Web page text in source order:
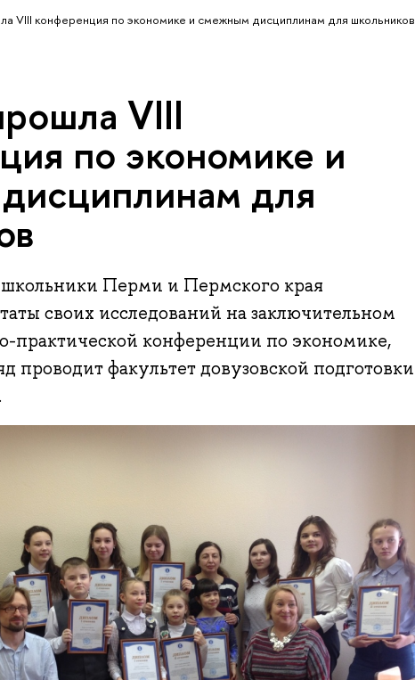
VIII конференция по экономике и смежным дисциплинам для школьников
VIII
по экономике и
для
школьники Перми и Пермского края
своих исследований на заключительном
практической конференции по экономике,
проводит факультет довузовской подготовки